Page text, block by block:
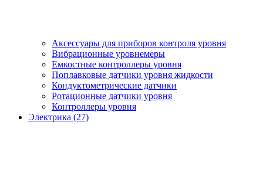
Аксессуары для приборов контроля уровня
Вибрационные уровнемеры
Емкостные контроллеры уровня
Поплавковые датчики уровня жидкости
Кондуктометрические датчики
Ротационные датчики уровня
Контроллеры уровня
Электрика (27)